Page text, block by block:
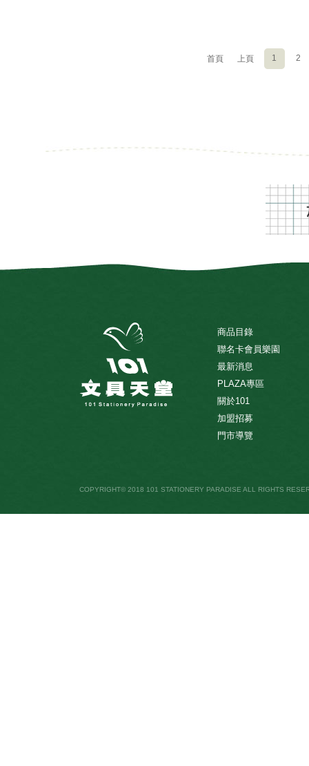
首頁 上頁 1 2
商品目錄
聯名卡會員樂園
最新消息
PLAZA專區
關於101
加盟招募
門市導覽
COPYRIGHT© 2018 101 STATIONERY PARADISE ALL RIGHTS